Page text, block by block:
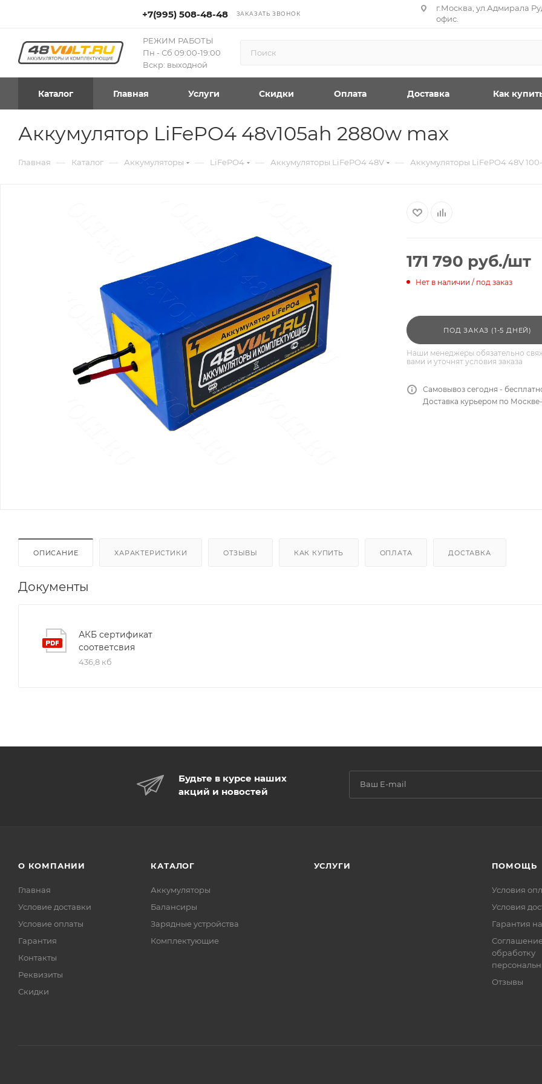
+7(995) 508-48-48 ЗАКАЗАТЬ ЗВОНОК
г.Москва, ул.Адмирала
офис.
РЕЖИМ РАБОТЫ
Пн - Сб 09:00-19:00
Вскр: выходной
Каталог Главная Услуги Скидки Оплата Доставка Как
Аккумулятор LiFePO4 48v105ah 2880w max
Главная — Каталог — Аккумуляторы — LiFePO4 — Аккумуляторы LiFePO4 48V — Аккумуляторы LiFePO4 48V
171 790 руб./шт
Нет в наличии / под заказ
ПОД ЗАКАЗ (1-5 ДНЕЙ)
Наши менеджеры обязательно
вами и уточнят условия заказа
Самовывоз сегодня -
Доставка курьером по
ОПИСАНИЕ ХАРАКТЕРИСТИКИ ОТЗЫВЫ КАК КУПИТЬ ОПЛАТА ДОСТАВКА
Документы
АКБ сертификат
соответсвия
436,8 кб
Будьте в курсе наших
акций и новостей
О КОМПАНИИ
Главная
Условие доставки
Условие оплаты
Гарантия
Контакты
Реквизиты
Скидки
КАТАЛОГ
Аккумуляторы
Балансиры
Зарядные устройства
Комплектующие
УСЛУГИ ПОМОЩЬ
Условия
Условия
Гарантия
обработку
Отзывы